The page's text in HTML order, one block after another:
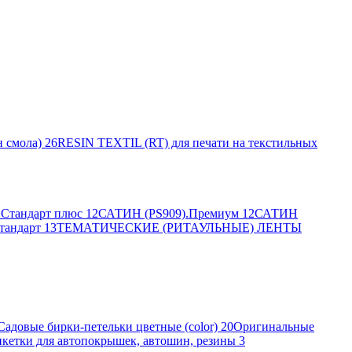
смола) 26RESIN TEXTIL (RT) для печати на текстильных
плюс 12САТИН (PS909).Премиум 12САТИН
13ТЕМАТИЧЕСКИЕ (РИТАУЛЬНЫЕ) ЛЕНТЫ
бирки-петельки цветные (color) 20Оригинальные
для автопокрышек, автошин, резины 3